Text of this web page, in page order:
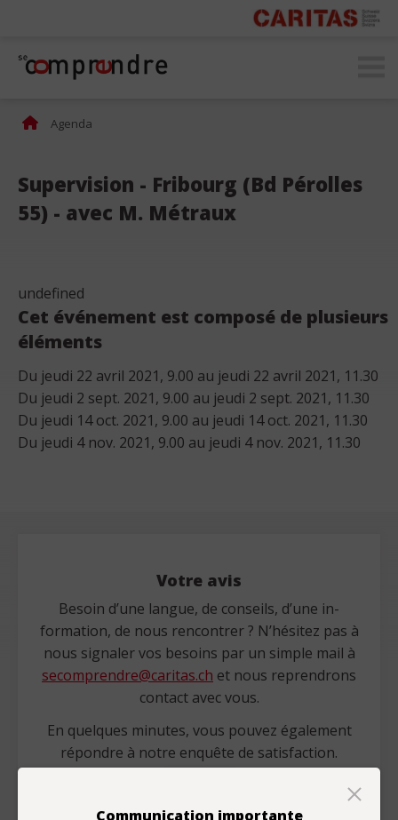
Communication importante
Agenda
Supervision - Fribourg (Bd Pérolles
55) - avec M. Métraux
undefined
Cet événement est composé de plusieurs
éléments
Du jeudi 22 avril 2021, 9.00 au jeudi 22 avril 2021, 11.30
Du jeudi 2 sept. 2021, 9.00 au jeudi 2 sept. 2021, 11.30
Du jeudi 14 oct. 2021, 9.00 au jeudi 14 oct. 2021, 11.30
Du jeudi 4 nov. 2021, 9.00 au jeudi 4 nov. 2021, 11.30
Votre avis
Besoin d’une langue, de conseils, d’une in-
formation, de nous rencontrer ? N’hésitez pas à
nous signaler vos besoins par un simple mail à
secomprendre@caritas.ch et nous reprendrons
contact avec vous.
En quelques minutes, vous pouvez également
répondre à notre enquête de satisfaction.